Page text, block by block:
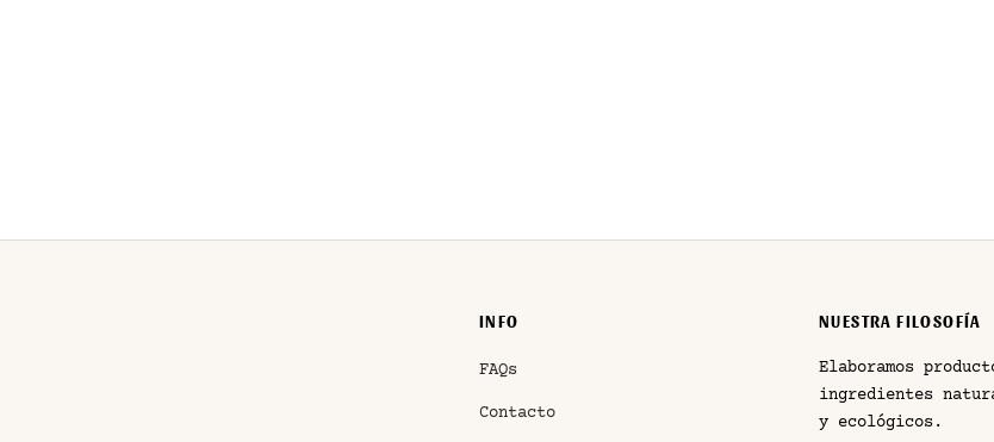
INFO
FAQs
Contacto
NUESTRA FILOSOFÍA
Elaboramos
ingredientes
y ecológicos.